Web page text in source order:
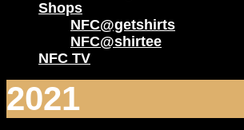
Shops
NFC@getshirts
NFC@shirtee
NFC TV
2021